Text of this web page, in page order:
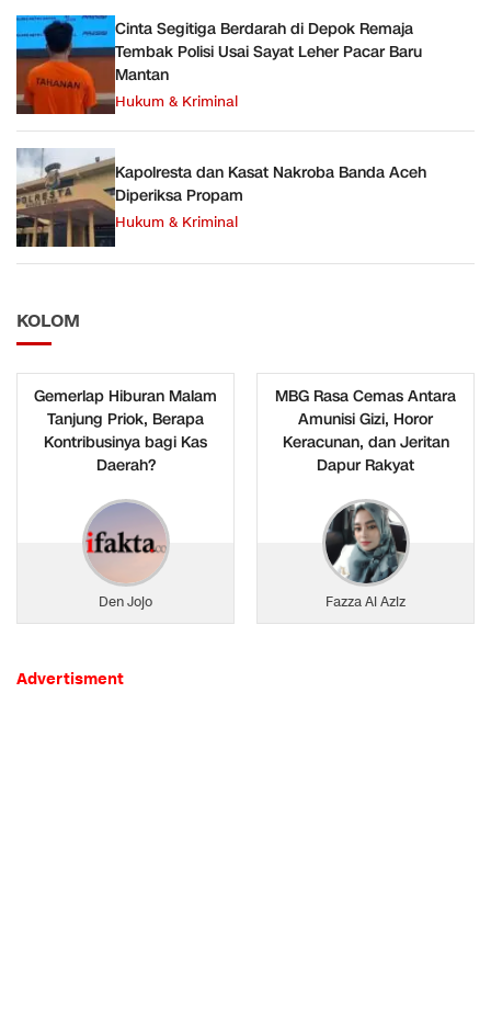
Cinta Segitiga Berdarah di Depok Remaja
Tembak Polisi Usai Sayat Leher Pacar Baru
Mantan
Hukum & Kriminal
Kapolresta dan Kasat Nakroba Banda Aceh
Diperiksa Propam
Hukum & Kriminal
KOLOM
Gemerlap Hiburan Malam
Tanjung Priok, Berapa
Kontribusinya bagi Kas
Daerah?
Den Jojo
MBG Rasa Cemas Antara
Amunisi Gizi, Horor
Keracunan, dan Jeritan
Dapur Rakyat
Fazza Al Aziz
Advertisment